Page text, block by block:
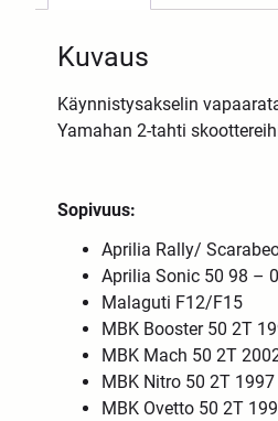
Kuvaus
Käynnistysakselin
Yamahan 2-tahti
Sopivuus:
Aprilia Rally/
Aprilia Sonic 50 98 –
Malaguti F12/F15
MBK Booster 50 2T
MBK Mach 50 2T
MBK Nitro 50 2T
MBK Ovetto 50 2T